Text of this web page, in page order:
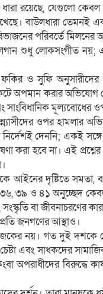
রয়েছে, যেগুলো
বাউলধারা তেমনই
পরিবর্তে মিলনের
শুধু লোকসংগীত নয়;
ও সুফি অনুসারীদের
অপমান করার অভিযোগ
সাংবিধানিক মূল্যবোধের
ওপর হামলার
দেননি; একই সঙ্গে
করা হবে না। এই
আইনের দৃষ্টিতে সমতা,
৩৯ ও ৪১ অনুচ্ছেদ
বা জীবনাচরণের
জনগণের আস্থাও।
নয়। গত দুই দশকে
চেষ্টা এবং সাধকদের
অপরাধীদের বিরুদ্ধে